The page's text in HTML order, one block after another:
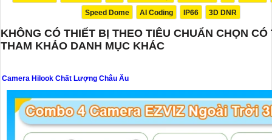
Speed Dome
AI Coding IP66 3D DNR
KHÔNG CÓ THIẾT BỊ THEO TIÊU CHUẨN CHỌN CÓ
THAM KHẢO DANH MỤC KHÁC
Camera Hilook Chất Lượng Châu Âu